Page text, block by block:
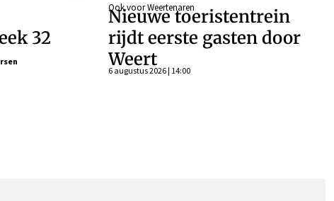
32
Ook voor Weertenaren
Nieuwe toeristentrein
rijdt eerste gasten door
Weert
6 augustus 2026 | 14:00